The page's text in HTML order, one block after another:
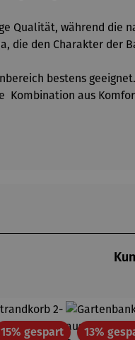
Qualität, während
die den Charakter der
bestens
Kombination aus
15% gespartRabatt
13%